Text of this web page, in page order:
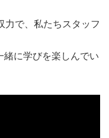
力で、私たちスタッフ
緒に学びを楽しんでい